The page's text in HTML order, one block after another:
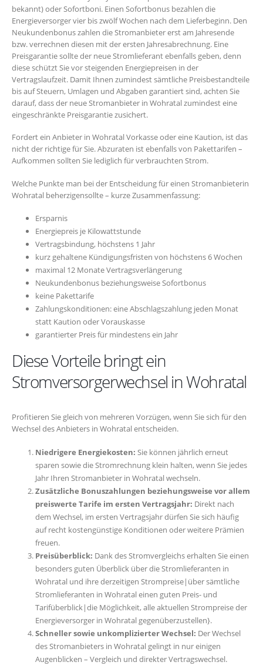
bekannt) oder Sofortboni. Einen Sofortbonus bezahlen die
Energieversorger vier bis zwölf Wochen nach dem Lieferbeginn. Den
Neukundenbonus zahlen die Stromanbieter erst am Jahresende
bzw. verrechnen diesen mit der ersten Jahresabrechnung. Eine
Preisgarantie sollte der neue Stromlieferant ebenfalls geben, denn
diese schützt Sie vor steigenden Energiepreisen in der
Vertragslaufzeit. Damit Ihnen zumindest sämtliche Preisbestandteile
bis auf Steuern, Umlagen und Abgaben garantiert sind, achten Sie
darauf, dass der neue Stromanbieter in Wohratal zumindest eine
eingeschränkte Preisgarantie zusichert.
Fordert ein Anbieter in Wohratal Vorkasse oder eine Kaution, ist das
nicht der richtige für Sie. Abzuraten ist ebenfalls von Pakettarifen –
Aufkommen sollten Sie lediglich für verbrauchten Strom.
Welche Punkte man bei der Entscheidung für einen Stromanbieterin
Wohratal beherzigensollte – kurze Zusammenfassung:
Ersparnis
Energiepreis je Kilowattstunde
Vertragsbindung, höchstens 1 Jahr
kurz gehaltene Kündigungsfristen von höchstens 6 Wochen
maximal 12 Monate Vertragsverlängerung
Neukundenbonus beziehungsweise Sofortbonus
keine Pakettarife
Zahlungskonditionen: eine Abschlagszahlung jeden Monat
statt Kaution oder Vorauskasse
garantierter Preis für mindestens ein Jahr
Diese Vorteile bringt ein
Stromversorgerwechsel in Wohratal
Profitieren Sie gleich von mehreren Vorzügen, wenn Sie sich für den
Wechsel des Anbieters in Wohratal entscheiden.
Niedrigere Energiekosten: Sie können jährlich erneut
sparen sowie die Stromrechnung klein halten, wenn Sie jedes
Jahr Ihren Stromanbieter in Wohratal wechseln.
Zusätzliche Bonuszahlungen beziehungsweise vor allem
preiswerte Tarife im ersten Vertragsjahr: Direkt nach
dem Wechsel, im ersten Vertragsjahr dürfen Sie sich häufig
auf recht kostengünstige Konditionen oder weitere Prämien
freuen.
Preisüberblick: Dank des Stromvergleichs erhalten Sie einen
besonders guten Überblick über die Stromlieferanten in
Wohratal und ihre derzeitigen Strompreise|über sämtliche
Stromlieferanten in Wohratal einen guten Preis- und
Tarifüberblick|die Möglichkeit, alle aktuellen Strompreise der
Energieversorger in Wohratal gegenüberzustellen}.
Schneller sowie unkomplizierter Wechsel: Der Wechsel
des Stromanbieters in Wohratal gelingt in nur einigen
Augenblicken – Vergleich und direkter Vertragswechsel.